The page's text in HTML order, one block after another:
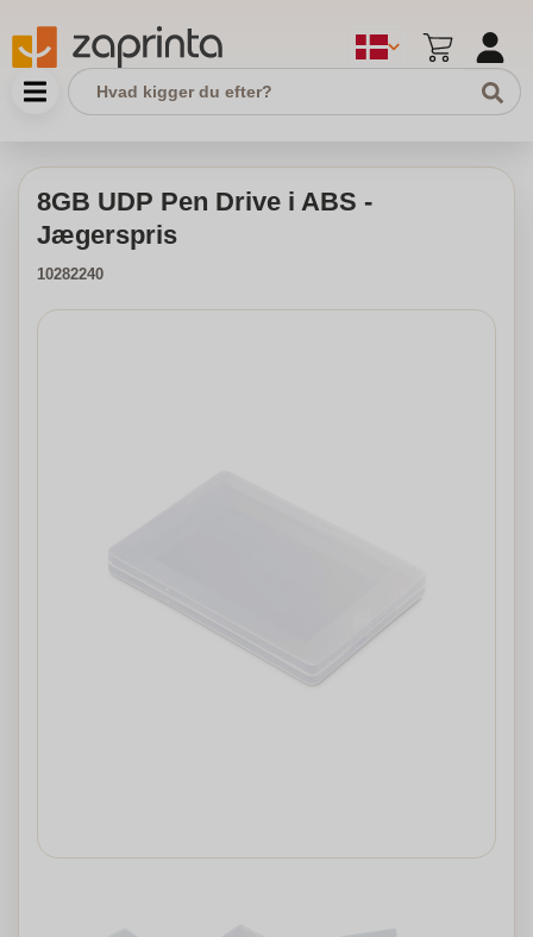
8GB UDP Pen Drive i ABS -
Jægerspris
10282240